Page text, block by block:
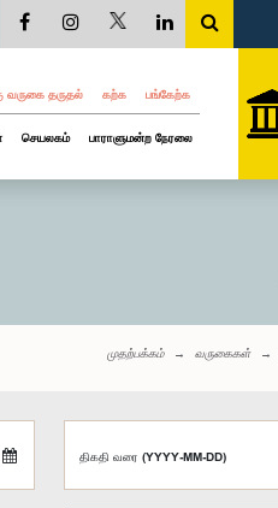
வருகை தருதல் கற்க பங்கேற்க
செயலகம் பாராளுமன்ற நேரலை
முதற்பக்கம் வருகைகள்
திகதி வரை (YYYY-MM-DD)